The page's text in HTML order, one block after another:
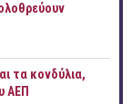
τα κονδύλια,
ΑΕΠ